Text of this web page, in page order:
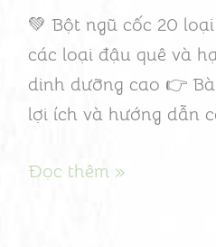
💚 Bột ngũ cốc 20
các loại đậu quê và
dinh dưỡng cao 👉
lợi ích và hướng dẫn
ăn
uống
cân
bằng
tiện
Đọc thêm »